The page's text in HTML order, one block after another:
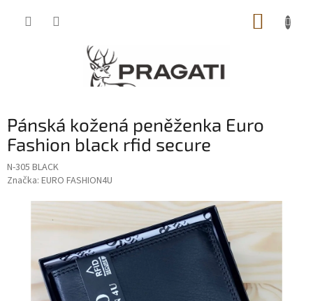
Pánská kožená peněženka Euro
Fashion black rfid secure
N-305 BLACK
Značka: EURO FASHION4U